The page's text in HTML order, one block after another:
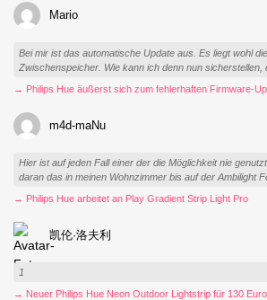
Mario
Bei mir ist das automatische Update aus. Es liegt wohl
Zwischenspeicher. Wie kann ich denn nun sicherstellen,
→ Philips Hue äußerst sich zum fehlerhaften Firmware-
m4d-maNu
Hier ist auf jeden Fall einer der die Möglichkeit nie
daran das in meinen Wohnzimmer bis auf der Ambilight
→ Philips Hue arbeitet an Play Gradient Strip Light Pro
凯伦·洛夫利
1
→ Neuer Philips Hue Neon Outdoor Lightstrip für 130 Euro